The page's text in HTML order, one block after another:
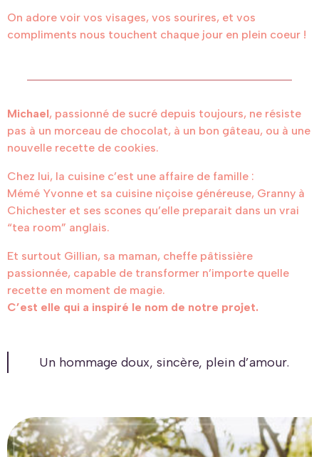
On adore voir vos visages, vos sourires, et vos
compliments nous touchent chaque jour en plein coeur !
Michael, passionné de sucré depuis toujours, ne résiste
pas à un morceau de chocolat, à un bon gâteau, ou à une
nouvelle recette de cookies.
Chez lui, la cuisine c’est une affaire de famille :
Mémé Yvonne et sa cuisine niçoise généreuse, Granny à
Chichester et ses scones qu’elle preparait dans un vrai
“tea room” anglais.
Et surtout Gillian, sa maman, cheffe pâtissière
passionnée, capable de transformer n’importe quelle
recette en moment de magie.
C’est elle qui a inspiré le nom de notre projet.
Un hommage doux, sincère, plein d’amour.